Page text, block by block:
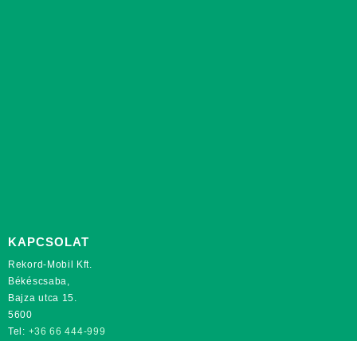
KAPCSOLAT
Rekord-Mobil Kft.
Békéscsaba,
Bajza utca 15.
5600
Tel: +36 66 444-999